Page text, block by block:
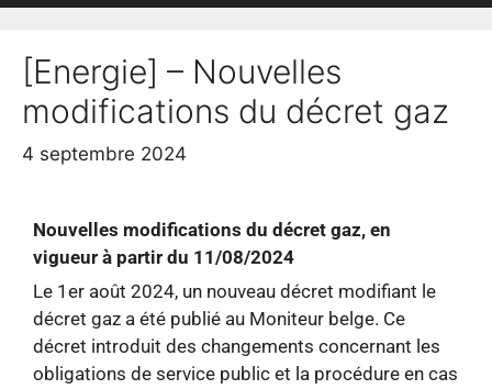
[Energie] – Nouvelles
modifications du décret gaz
4 septembre 2024
Nouvelles modifications du décret gaz, en
vigueur à partir du 11/08/2024
Le 1er août 2024, un nouveau décret modifiant le
décret gaz a été publié au Moniteur belge. Ce
décret introduit des changements concernant les
obligations de service public et la procédure en cas